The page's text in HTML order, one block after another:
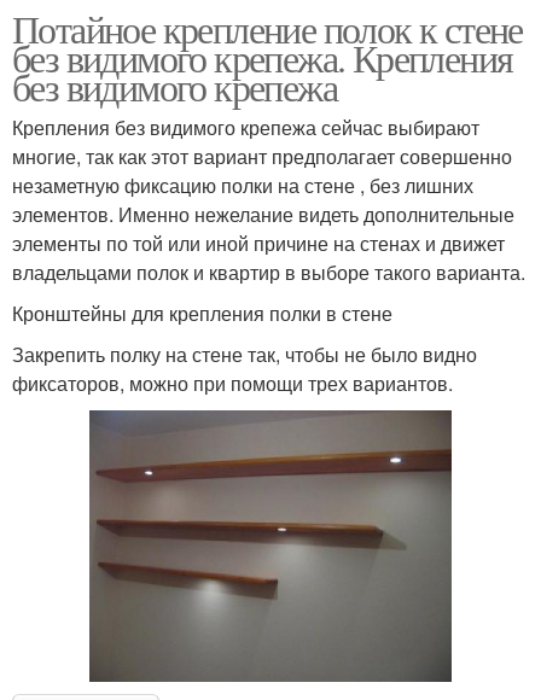
Потайное крепление полок к стене
без видимого крепежа. Крепления
без видимого крепежа
Крепления без видимого крепежа сейчас выбирают
многие, так как этот вариант предполагает совершенно
незаметную фиксацию полки на стене , без лишних
элементов. Именно нежелание видеть дополнительные
элементы по той или иной причине на стенах и движет
владельцами полок и квартир в выборе такого варианта.
Кронштейны для крепления полки в стене
Закрепить полку на стене так, чтобы не было видно
фиксаторов, можно при помощи трех вариантов.